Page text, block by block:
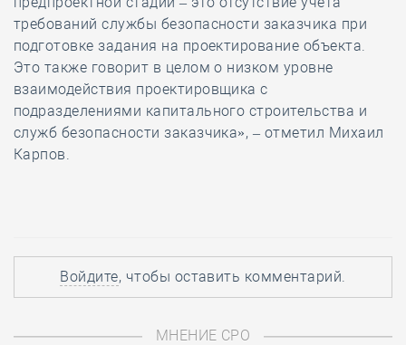
требований службы безопасности заказчика при
подготовке задания на проектирование объекта.
Это также говорит в целом о низком уровне
взаимодействия проектировщика с
подразделениями капитального строительства и
служб безопасности заказчика», – отметил Михаил
Карпов.
Войдите, чтобы оставить комментарий.
МНЕНИЕ СРО